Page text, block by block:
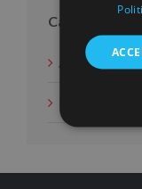
Catégories
Actions